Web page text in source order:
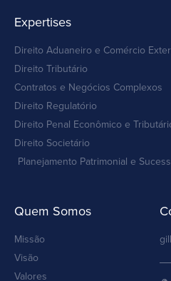
Expertises
Direito Aduaneiro e Comércio
Direito Tributário
Contratos e Negócios Complexos
Direito Regulatório
Direito Penal Econômico e
Direito Societário
Planejamento Patrimonial e
Quem Somos
Missão
Visão
Valores